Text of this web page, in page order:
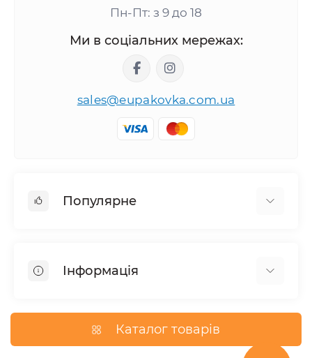
Пн-Пт: з 9 до 18
Ми в соціальних мережах:
sales@eupakovka.com.ua
Популярне
Пакети вакуумні
Пакети фасувальні
Інформація
Оплата і доставка
Повернення та обмін
Каталог товарів